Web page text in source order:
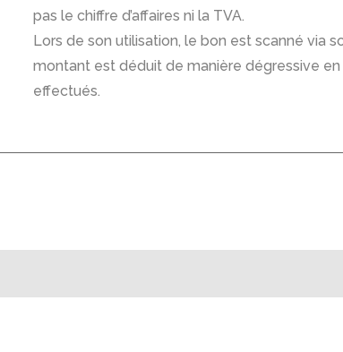
pas le chiffre d’affaires ni la TVA.
Lors de son utilisation, le bon est scanné via
montant est déduit de manière dégressive
effectués.